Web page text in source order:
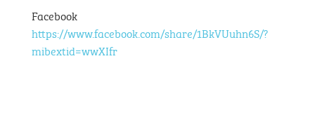
Facebook
https://www.facebook.com/share/1BkVUuhn6S/?
mibextid=wwXIfr